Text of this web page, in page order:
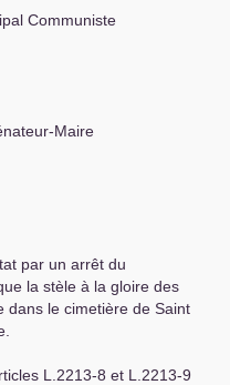
Communiste
Maire
par un arrêt du
la stèle à la gloire des
dans le cimetière de Saint
L.2213-8 et L.2213-9